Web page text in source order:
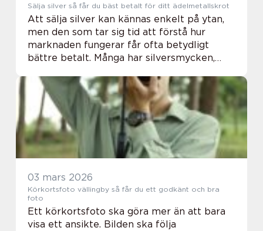
Sälja silver så får du bäst betalt för ditt ädelmetallskrot
Att sälja silver kan kännas enkelt på ytan,
men den som tar sig tid att förstå hur
marknaden fungerar får ofta betydligt
bättre betalt. Många har silversmycken,
aldrig används. De ligger längst in i en låda
och...
03 mars 2026
Körkortsfoto vällingby så får du ett godkänt och bra
foto
Ett körkortsfoto ska göra mer än att bara
visa ett ansikte. Bilden ska följa